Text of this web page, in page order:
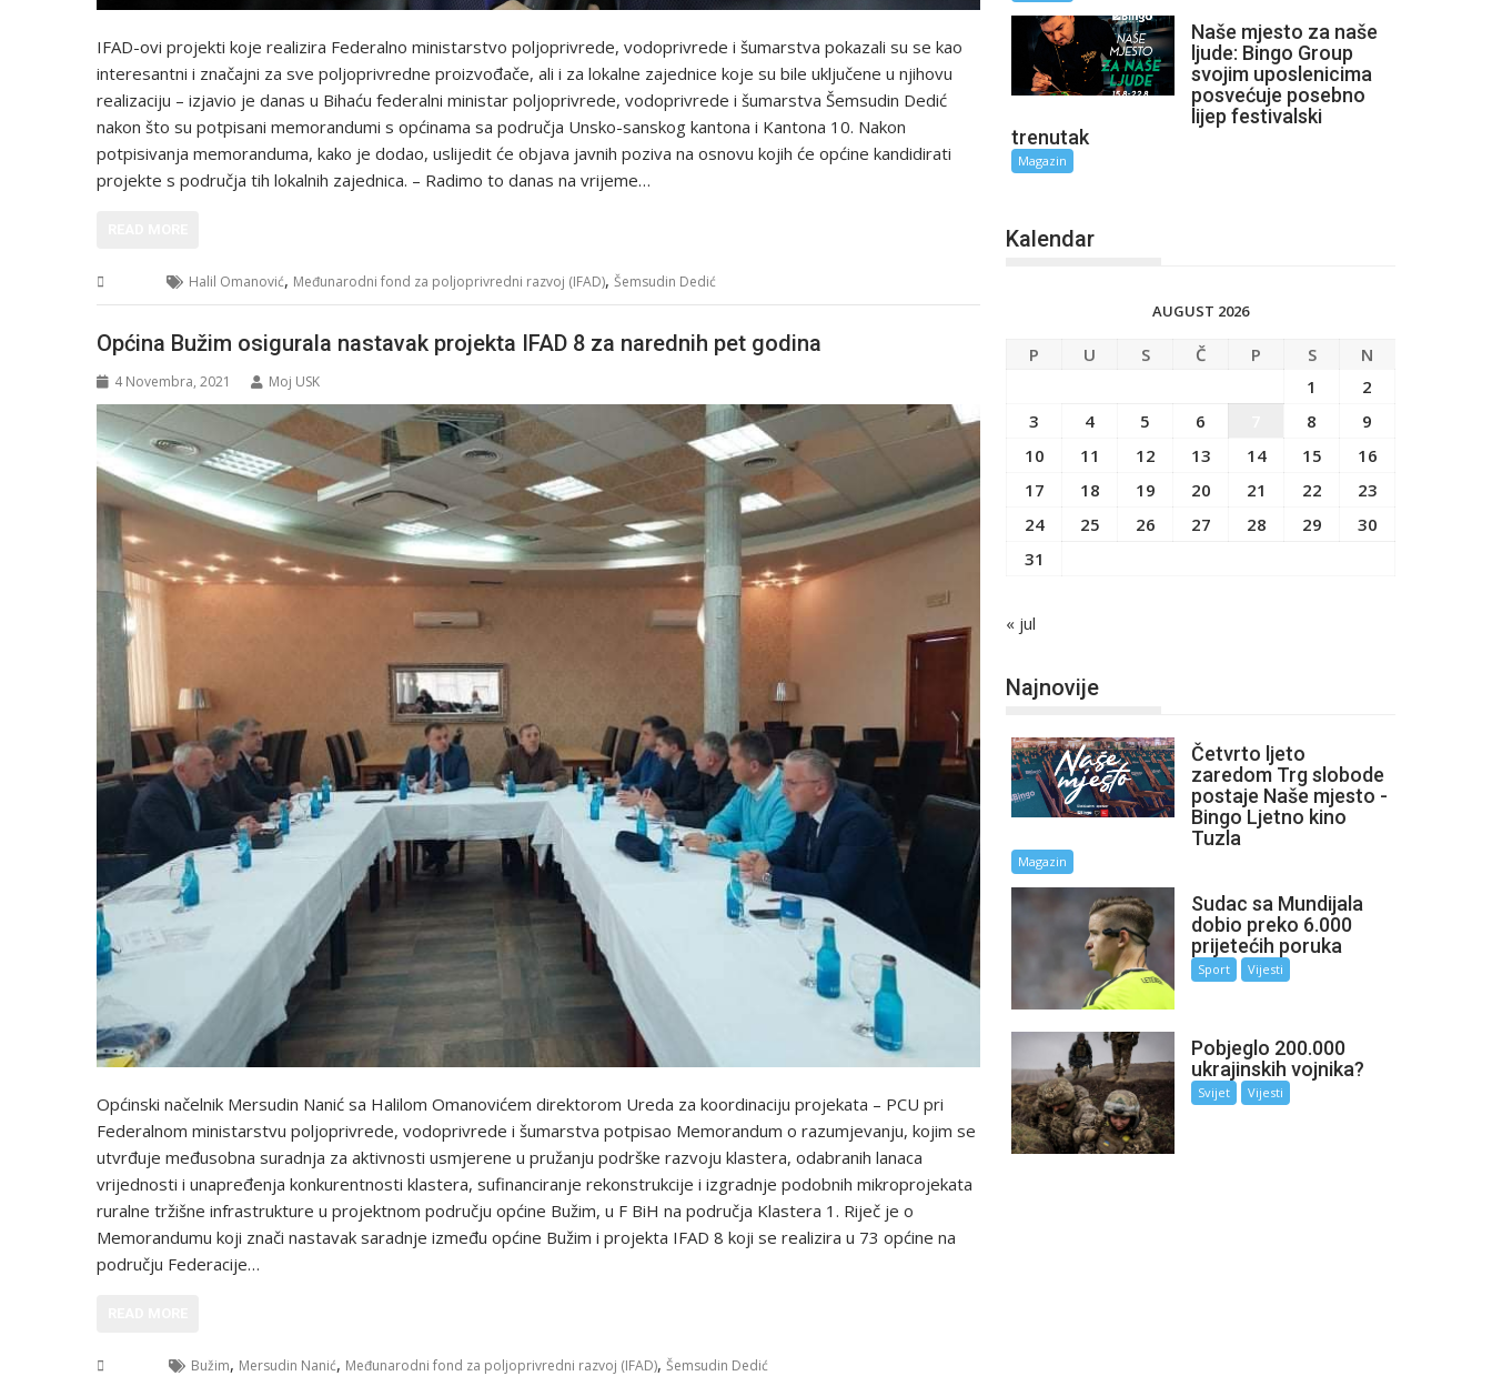
IFAD-ovi projekti koje realizira Federalno ministarstvo poljoprivrede, vodoprivrede i šumarstva pokazali su se kao
interesantni i značajni za sve poljoprivredne proizvođače, ali i za lokalne zajednice koje su bile uključene u njihovu
realizaciju – izjavio je danas u Bihaću federalni ministar poljoprivrede, vodoprivrede i šumarstva Šemsudin Dedić
nakon što su potpisani memorandumi s općinama sa područja Unsko-sanskog kantona i Kantona 10. Nakon
potpisivanja memoranduma, kako je dodao, uslijedit će objava javnih poziva na osnovu kojih će općine kandidirati
projekte s područja tih lokalnih zajednica. – Radimo to danas na vrijeme…
Halil Omanović, Međunarodni fond za poljoprivredni razvoj (IFAD), Šemsudin Dedić
Općina Bužim osigurala nastavak projekta IFAD 8 za narednih pet godina
4 Novembra, 2021 Moj USK
Općinski načelnik Mersudin Nanić sa Halilom Omanovićem direktorom Ureda za koordinaciju projekata – PCU pri
Federalnom ministarstvu poljoprivrede, vodoprivrede i šumarstva potpisao Memorandum o razumjevanju, kojim se
utvrđuje međusobna suradnja za aktivnosti usmjerene u pružanju podrške razvoju klastera, odabranih lanaca
vrijednosti i unapređenja konkurentnosti klastera, sufinanciranje rekonstrukcije i izgradnje podobnih mikroprojekata
ruralne tržišne infrastrukture u projektnom području općine Bužim, u F BiH na područja Klastera 1. Riječ je o
Memorandumu koji znači nastavak saradnje između općine Bužim i projekta IFAD 8 koji se realizira u 73 općine na
području Federacije…
Bužim, Mersudin Nanić, Međunarodni fond za poljoprivredni razvoj (IFAD), Šemsudin Dedić
Naše mjesto za naše
ljude: Bingo Group
svojim uposlenicima
posvećuje posebno
lijep festivalski
trenutak
Magazin
Kalendar
AUGUST 2026
P U S Č P S
N
1
2
3
4 5 6 8
9
10
11 12 13 14 15
16
17
18 19 20 21 22
23
24
25 26 27 28 29
30
31
« jul
Najnovije
Četvrto ljeto
zaredom Trg slobode
postaje Naše mjesto -
Bingo Ljetno kino
Tuzla
Magazin
Sudac sa Mundijala
dobio preko 6.000
prijetećih poruka
Sport Vijesti
Pobjeglo 200.000
ukrajinskih vojnika?
Svijet Vijesti